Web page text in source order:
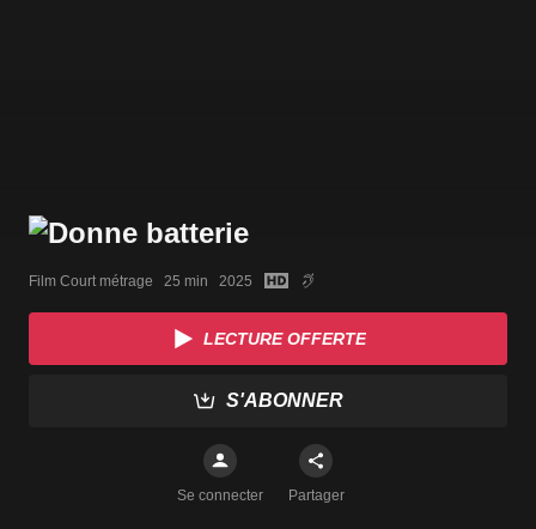
Film Court métrage   25 min   2025
LECTURE OFFERTE
S'ABONNER
Se connecter Partager